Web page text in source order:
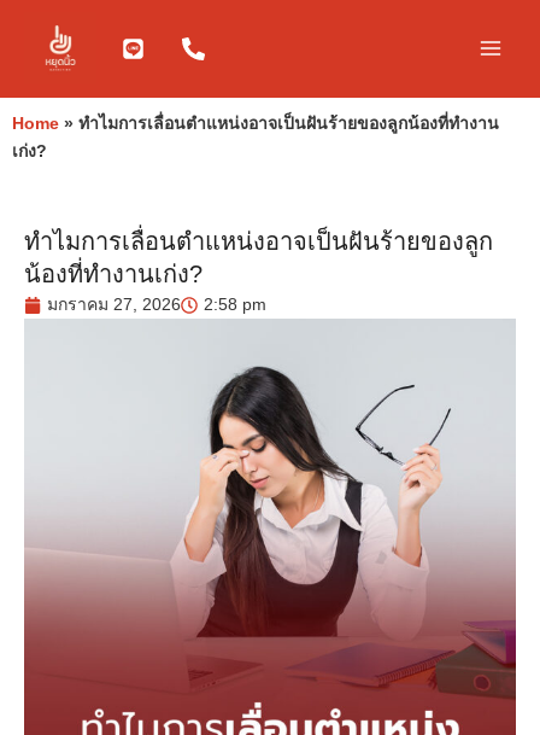
content
Home » ทำไมการเลื่อนตำแหน่งอาจเป็นฝันร้ายของลูกน้องที่ทำงาน
เก่ง?
ทำไมการเลื่อนตำแหน่งอาจเป็นฝันร้ายของลูก
น้องที่ทำงานเก่ง?
มกราคม 27, 2026 2:58 pm